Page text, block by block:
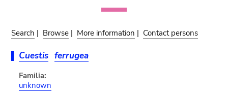
Search | Browse | More information | Contact persons
Cuestis ferrugea
Familia:
unknown